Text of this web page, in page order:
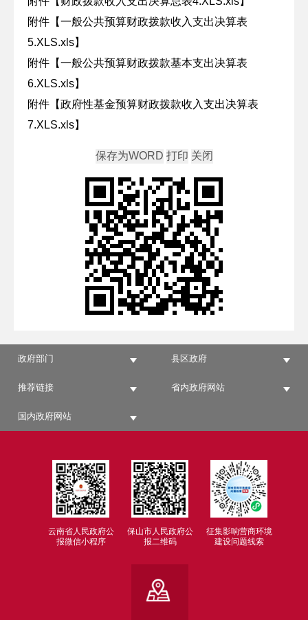
附件【一般公共预算财政拨款收入支出决算表
5.XLS.xls】
附件【一般公共预算财政拨款基本支出决算表
6.XLS.xls】
附件【政府性基金预算财政拨款收入支出决算表
7.XLS.xls】
政府部门 县区政府
推荐链接 省内政府网站
国内政府网站
云南省人民政府公
报微信小程序
保山市人民政府公
报二维码
征集影响营商环境
建设问题线索